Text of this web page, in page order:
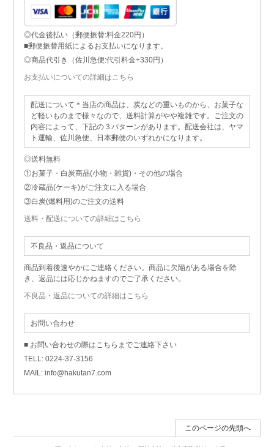
◎代金後払い（郵便振替:料金220円）
■郵便振替用紙によるお支払いになります。
◎商品代引き（佐川急便:代引料金+330円）
お支払いについての詳細はこちら
配送について＊当店の商品は、炭などの重いものから、お菓子な
ど軽いものまで様々なので、送料計算がやや複雑です。ご注文の
内容によって、下記の３パターンがあります。配送会社は、ヤマ
ト運輸、佐川急便、日本郵便のいずれかになります。
◎送料無料
①お菓子・白炭商品(小物・雑貨)・その他の場合
②冷蔵品(ケーキ)がご注文に入る場合
③白炭(燃料用)のご注文の送料
送料・配送についての詳細はこちら
不良品・返品について
商品到着後速やかにご連絡ください。商品に欠陥がある場合を除
き、返品には応じかねますのでご了承ください。
不良品・返品についての詳細はこちら
お問い合わせ
■ お問い合わせの際はこちらまでご連絡下さい
TELL: 0224-37-3156
MAIL: info@hakutan7.com
このページの先頭へ